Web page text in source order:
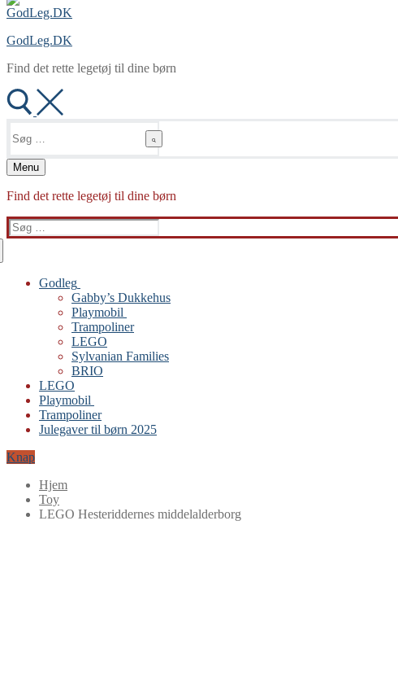
GodLeg.DK
Find det rette legetøj til dine børn
efter:
Menu
Find det rette legetøj til dine børn
Søg
efter:
Godleg
Gabby’s Dukkehus
Playmobil
Trampoliner
LEGO
Sylvanian Families
BRIO
LEGO
Playmobil
Trampoliner
Julegaver til børn 2025
Knap
Hjem
Toy
LEGO Hesteriddernes middelalderborg